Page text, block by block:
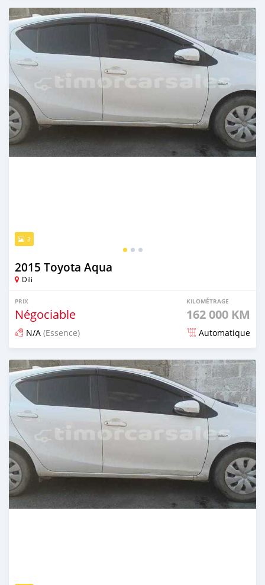
Publié il y a 19 jours
3
2015 Toyota Aqua
Dili
PRIX
Négociable
KILOMÉTRAGE
162 000 KM
N/A (Essence) Automatique
Publié il y a 20 jours